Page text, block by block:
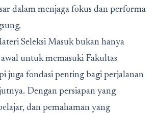
dalam menjaga fokus dan performa
Seleksi Masukbukan hanya
untuk memasuki Fakultas
juga fondasi penting bagi perjalanan
Dengan persiapan yang
dan pemahaman yang